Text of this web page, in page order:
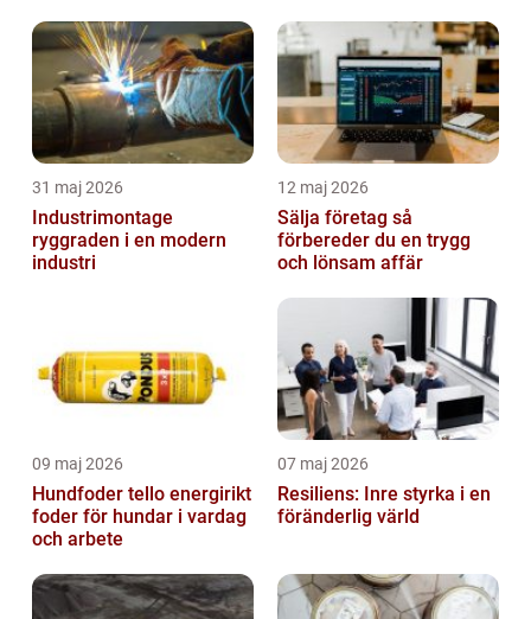
31 maj 2026
Industrimontage
ryggraden i en modern
industri
12 maj 2026
Sälja företag så
förbereder du en trygg
och lönsam affär
09 maj 2026
Hundfoder tello energirikt
foder för hundar i vardag
och arbete
07 maj 2026
Resiliens: Inre styrka i en
föränderlig värld